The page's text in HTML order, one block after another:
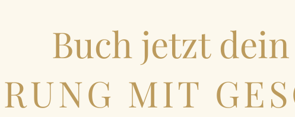
Buch jetzt dein
MIT